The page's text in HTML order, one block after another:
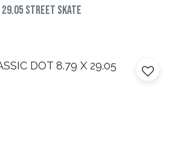
STREET SKATE
DOT 8.79 X 29.05